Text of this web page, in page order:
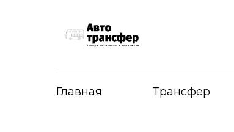
Главная Трансфер